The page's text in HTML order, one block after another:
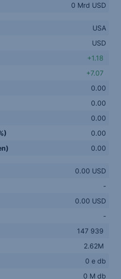
0 Mrd USD
USA
USD
+1.18
+7.07
0.00
0.00
0.00
0.00
0.00
0.00 USD
-
0.00 USD
-
147 939
2.62M
0 e db
0 M db